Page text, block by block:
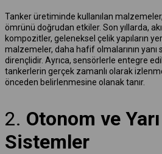
Tanker üretiminde kullanılan malzemeler,
ömrünü doğrudan etkiler. Son yıllarda,
kompozitler, geleneksel çelik yapıların
malzemeler, daha hafif olmalarının yanı
dirençlidir. Ayrıca, sensörlerle entegre
tankerlerin gerçek zamanlı olarak
önceden belirlenmesine olanak tanır.
2. Otonom ve
Sistemler